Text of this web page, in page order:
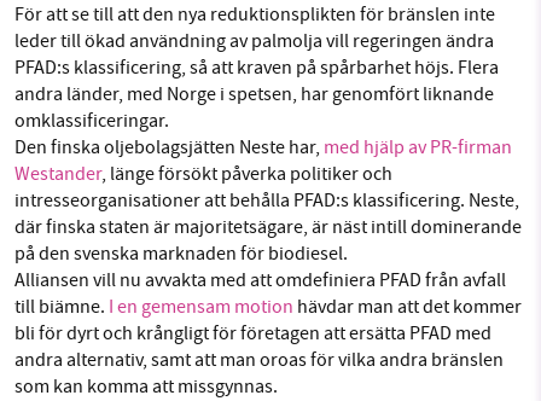
För att se till att den nya reduktionsplikten för bränslen inte
leder till ökad användning av palmolja vill regeringen ändra
PFAD:s klassificering, så att kraven på spårbarhet höjs. Flera
andra länder, med Norge i spetsen, har genomfört liknande
omklassificeringar.
Den finska oljebolagsjätten Neste har, med hjälp av PR-firman
Westander, länge försökt påverka politiker och
intresseorganisationer att behålla PFAD:s klassificering. Neste,
där finska staten är majoritetsägare, är näst intill dominerande
på den svenska marknaden för biodiesel.
Alliansen vill nu avvakta med att omdefiniera PFAD från avfall
till biämne. I en gemensam motion hävdar man att det kommer
bli för dyrt och krångligt för företagen att ersätta PFAD med
andra alternativ, samt att man oroas för vilka andra bränslen
som kan komma att missgynnas.